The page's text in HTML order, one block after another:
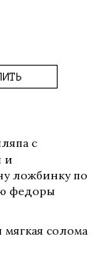
с
и
ложбинку по
федоры
солома